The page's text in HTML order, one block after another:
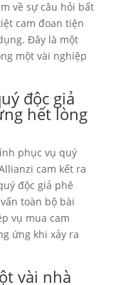
về sự câu hỏi bất
cam đoan tiện
Đây là một
một vài nghiệp
độc giả
hết lòng
phục vụ quý
cam kết ra
độc giả phê
toàn bộ bài
vụ mua cam
ứng khi xảy ra
vài nhà